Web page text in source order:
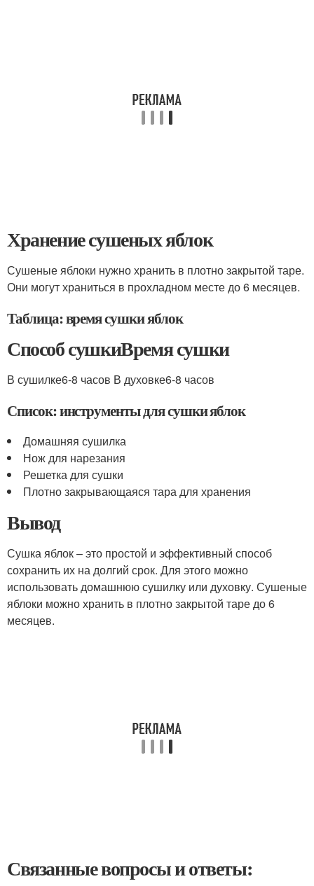
Хранение сушеных яблок
Сушеные яблоки нужно хранить в плотно закрытой таре.
Они могут храниться в прохладном месте до 6 месяцев.
Таблица: время сушки яблок
Способ сушкиВремя сушки
В сушилке6-8 часов В духовке6-8 часов
Список: инструменты для сушки яблок
Домашняя сушилка
Нож для нарезания
Решетка для сушки
Плотно закрывающаяся тара для хранения
Вывод
Сушка яблок – это простой и эффективный способ
сохранить их на долгий срок. Для этого можно
использовать домашнюю сушилку или духовку. Сушеные
яблоки можно хранить в плотно закрытой таре до 6
месяцев.
Связанные вопросы и ответы: